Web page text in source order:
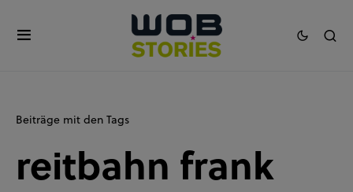
Beiträge mit den Tags
reitbahn frank